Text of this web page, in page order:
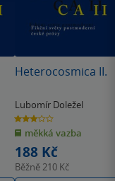
Heterocosmica II.
Lubomír Doležel
3.0
z
5
hvězdiček
měkká vazba
188 Kč
Běžně210 Kč